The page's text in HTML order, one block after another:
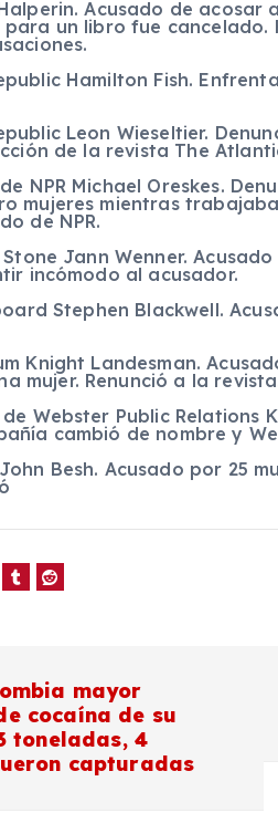
Acusado de acosar
un libro fue cancelado.
Hamilton Fish.
Leon Wieseltier.
de la revista The
NPR Michael Oreskes.
mujeres mientras
de NPR.
Jann Wenner.
incómodo al acusador.
Stephen Blackwell.
Knight Landesman.
mujer. Renunció a la
Webster Public Relations
cambió de nombre y
Besh. Acusado por 25
mayor
cocaína de su
toneladas, 4
capturadas